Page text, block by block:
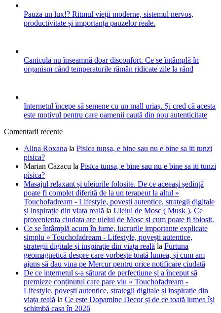
Pauza un lux!? Ritmul vieții moderne, sistemul nervos,
productivitate și importanța pauzelor reale.
Canicula nu înseamnă doar disconfort. Ce se întâmplă în
organism când temperaturile rămân ridicate zile la rând
Internetul începe să semene cu un mall uriaș. Și cred că acesta
este motivul pentru care oamenii caută din nou autenticitate
Comentarii recente
Alina Roxana la Pisica tunsa, e bine sau nu e bine sa iti tunzi
pisica?
Marian Cazacu la Pisica tunsa, e bine sau nu e bine sa iti tunzi
pisica?
Masajul relaxant și uleiurile folosite. De ce aceeași ședință
poate fi complet diferită de la un terapeut la altul »
Touchofadream - Lifestyle, povești autentice, strategii digitale
și inspirație din viața reală la Uleiul de Mosc ( Musk ). Ce
provenienta ciudata are uleiul de Mosc si cum poate fi folosit.
Ce se întâmplă acum în lume, lucrurile importante explicate
simplu » Touchofadream - Lifestyle, povești autentice,
strategii digitale și inspirație din viața reală la Furtuna
geomagnetică despre care vorbește toată lumea, și cum am
ajuns să dau vina pe Mercur pentru orice notificare ciudată
De ce internetul s-a săturat de perfecțiune și a început să
premieze conținutul care pare viu » Touchofadream -
Lifestyle, povești autentice, strategii digitale și inspirație din
viața reală la Ce este Dopamine Decor și de ce toată lumea își
schimbă casa în 2026